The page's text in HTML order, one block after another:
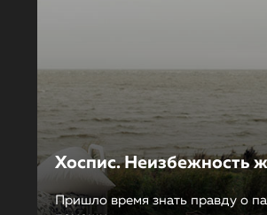
Хоспис. Неизбежность
Пришло время знать правду о